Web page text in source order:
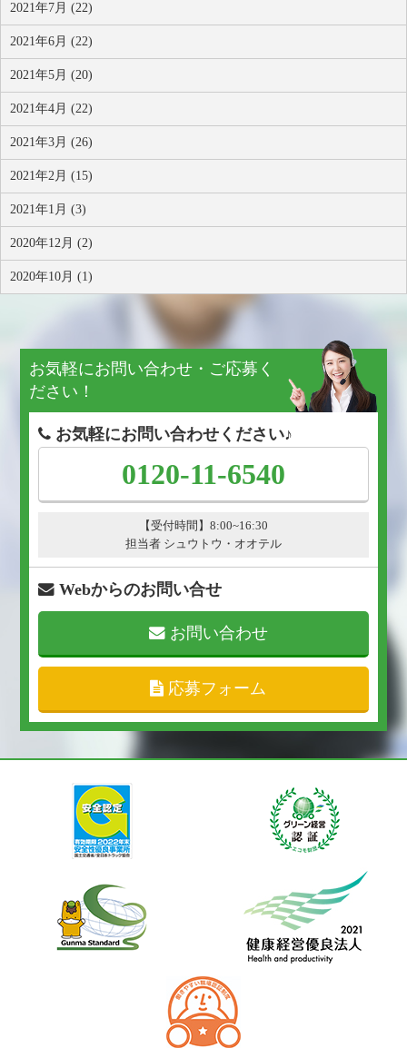
2021年7月 (22)
2021年6月 (22)
2021年5月 (20)
2021年4月 (22)
2021年3月 (26)
2021年2月 (15)
2021年1月 (3)
2020年12月 (2)
2020年10月 (1)
お気軽にお問い合わせ・ご応募く
ださい！
お気軽にお問い合わせください♪
0120-11-6540
【受付時間】8:00~16:30
担当者 シュウトウ・オオテル
Webからのお問い合せ
お問い合わせ
応募フォーム